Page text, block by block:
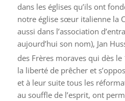
dans les églises qu’ils ont
notre église sœur italienne la
aussi dans l’association
aujourd’hui son nom), Jan
des Frères moraves qui dès le
la liberté de prêcher et
et à leur suite tous les
au souffle de l’esprit, ont